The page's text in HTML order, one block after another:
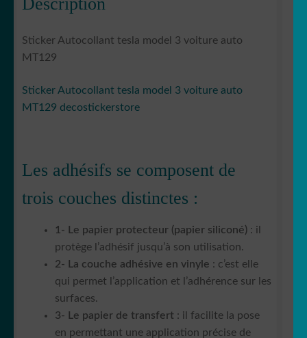
Sticker Autocollant tesla model 3 voiture auto
MT129
Sticker Autocollant tesla model 3 voiture auto
MT129 decostickerstore
Les adhésifs se composent de
trois couches distinctes :
1- Le papier protecteur (papier siliconé) : il
protège l’adhésif jusqu’à son utilisation.
2- La couche adhésive en vinyle : c’est elle
qui permet l’application et l’adhérence sur les
surfaces.
3- Le papier de transfert : il facilite la pose
en permettant une application précise de